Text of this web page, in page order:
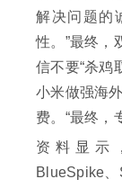
解决问题的
性。”最终，
信不要“杀鸡
小米做强海
费。“最终，
资料显示
BlueSpike